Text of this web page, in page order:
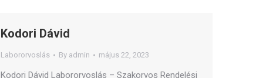
Kodori Dávid
Labororvoslás By admin május 22, 2023
Kodori Dávid Labororvoslás – Szakorvos Rendelési